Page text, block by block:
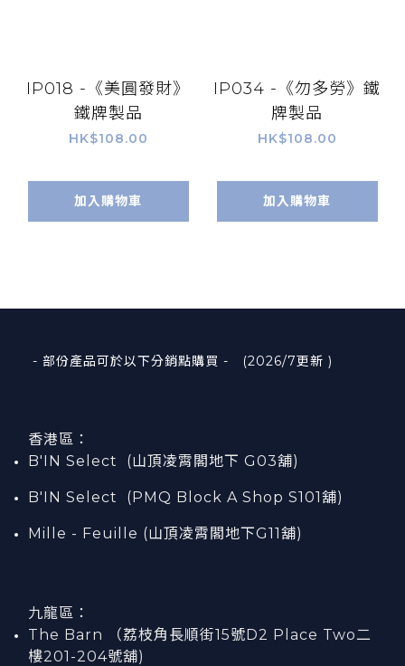
IP018 -《美圓發財》
鐵牌製品
HK$108.00
加入購物車
IP034 -《勿多勞》鐵
牌製品
HK$108.00
加入購物車
- 部份產品可於以下分銷點購買 - (2026/7更新 )
香港區：
B'IN Select (山頂凌霄閣地下 G03舖)
B'IN Select (PMQ Block A Shop S101舖)
Mille - Feuille (山頂凌霄閣地下G11舖)
九龍區：
The Barn （荔枝角長順街15號D2 Place Two二
樓201-204號舖)